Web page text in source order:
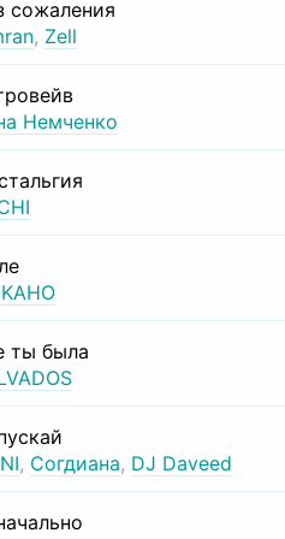
сожаления
, Zell
Немченко
ты была
, Согдиана, DJ Daveed